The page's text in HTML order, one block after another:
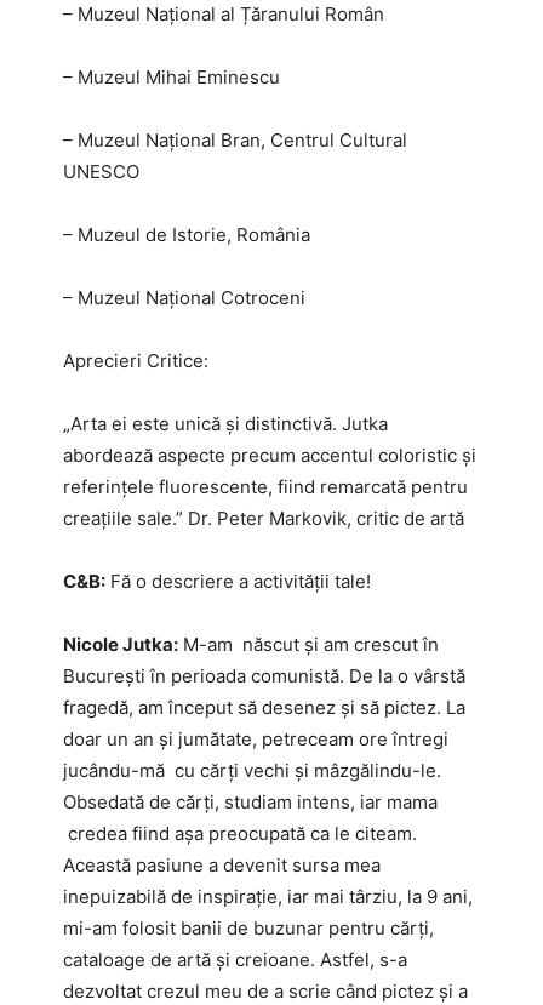
– Muzeul Național al Țăranului Român
– Muzeul Mihai Eminescu
– Muzeul Național Bran, Centrul Cultural
UNESCO
– Muzeul de Istorie, România
– Muzeul Național Cotroceni
Aprecieri Critice:
„Arta ei este unică și distinctivă. Jutka
abordează aspecte precum accentul coloristic și
referințele fluorescente, fiind remarcată pentru
creațiile sale.” Dr. Peter Markovik, critic de artă
C&B: Fă o descriere a activității tale!
Nicole Jutka: M-am născut și am crescut în
București în perioada comunistă. De la o vârstă
fragedă, am început să desenez și să pictez. La
doar un an și jumătate, petreceam ore întregi
jucându-mă cu cărți vechi și mâzgălindu-le.
Obsedată de cărți, studiam intens, iar mama
credea fiind așa preocupată ca le citeam.
Această pasiune a devenit sursa mea
inepuizabilă de inspirație, iar mai târziu, la 9 ani,
mi-am folosit banii de buzunar pentru cărți,
cataloage de artă și creioane. Astfel, s-a
dezvoltat crezul meu de a scrie când pictez și a